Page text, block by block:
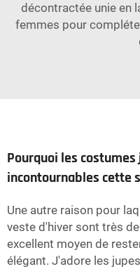
décontractée unie en
femmes pour
Pourquoi les
incontournables cette
Une autre raison pour
veste d'hiver sont très
excellent moyen de
élégant. J'adore les